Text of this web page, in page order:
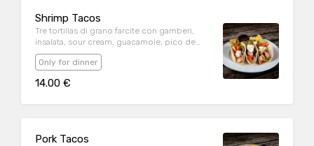
Shrimp Tacos
Tre tortillas di grano farcite con gamberi,
insalata, sour cream, guacamole, pico de
gallo
Only for dinner
14.00 €
Pork Tacos